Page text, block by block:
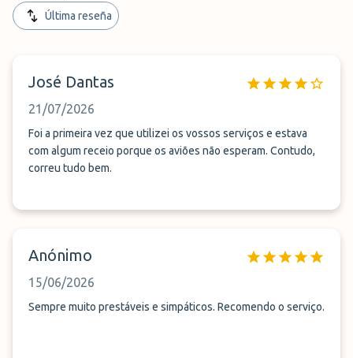
Última reseña
José Dantas
21/07/2026
Foi a primeira vez que utilizei os vossos serviços e estava
com algum receio porque os aviões não esperam. Contudo,
correu tudo bem.
Anónimo
15/06/2026
Sempre muito prestáveis e simpáticos. Recomendo o serviço.